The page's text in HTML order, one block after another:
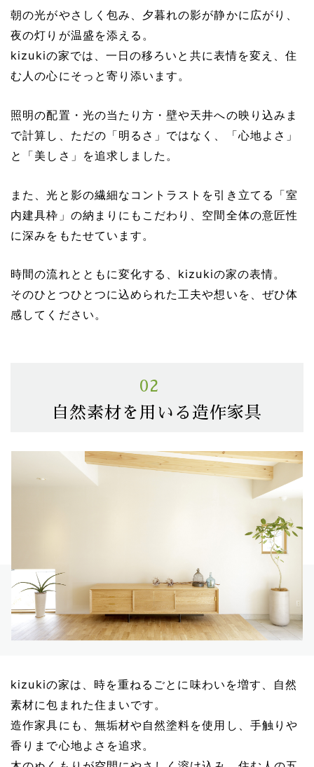
朝の光がやさしく包み、夕暮れの影が静かに広がり、
夜の灯りが温盛を添える。
kizukiの家では、一日の移ろいと共に表情を変え、住
む人の心にそっと寄り添います。
照明の配置・光の当たり方・壁や天井への映り込みま
で計算し、ただの「明るさ」ではなく、「心地よさ」
と「美しさ」を追求しました。
また、光と影の繊細なコントラストを引き立てる「室
内建具枠」の納まりにもこだわり、空間全体の意匠性
に深みをもたせています。
時間の流れとともに変化する、kizukiの家の表情。
そのひとつひとつに込められた工夫や想いを、ぜひ体
感してください。
02
自然素材を用いる造作家具
kizukiの家は、時を重ねるごとに味わいを増す、自然
素材に包まれた住まいです。
造作家具にも、無垢材や自然塗料を使用し、手触りや
香りまで心地よさを追求。